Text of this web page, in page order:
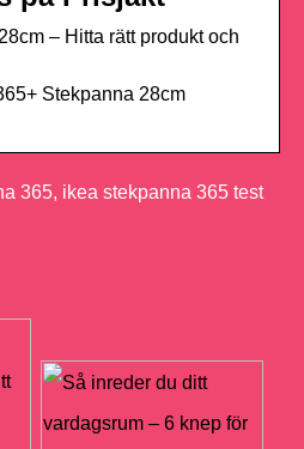
– Hitta rätt produkt och
Stekpanna 28cm
365, ikea stekpanna 365 test